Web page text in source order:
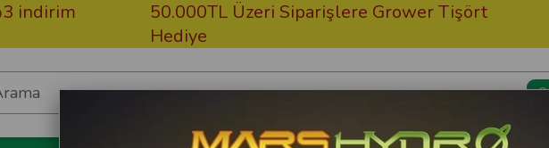
50.000TL Üzeri Siparişlere Grower Tişört
Ücretsiz